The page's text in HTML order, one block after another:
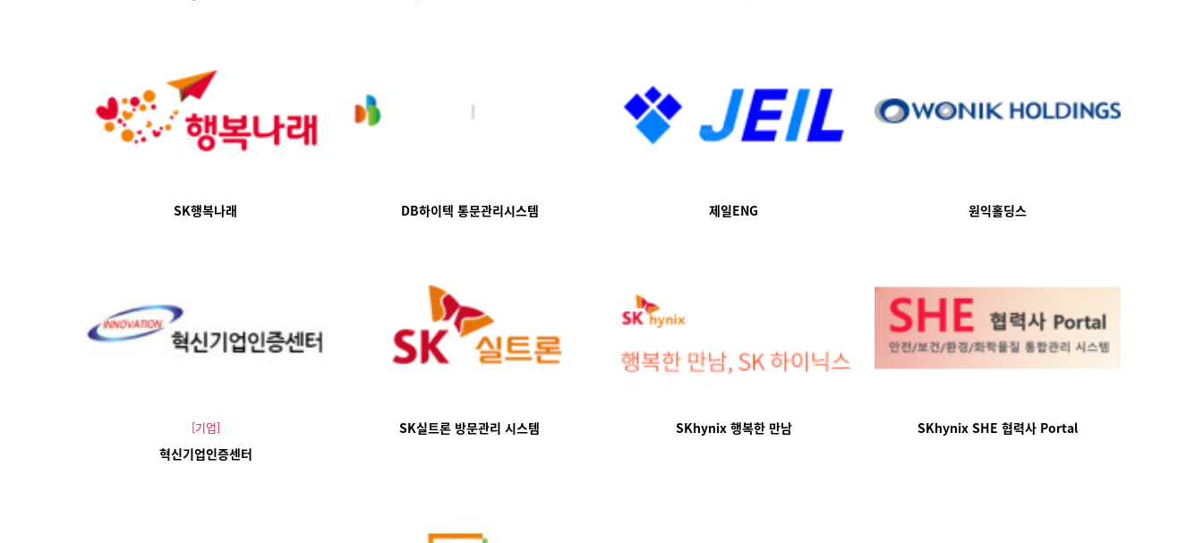
SK행복나래 DB하이텍 통문관리시스템 제일ENG 원익홀딩스
[기업]
혁신기업인증센터
SK실트론 방문관리 시스템 SKhynix 행복한 만남 SKhynix SHE 협력사 Portal